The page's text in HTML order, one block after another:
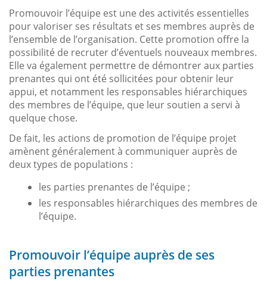
Promouvoir l’équipe est une des activités essentielles
pour valoriser ses résultats et ses membres auprès de
l’ensemble de l’organisation. Cette promotion offre la
possibilité de recruter d’éventuels nouveaux membres.
Elle va également permettre de démontrer aux parties
prenantes qui ont été sollicitées pour obtenir leur
appui, et notamment les responsables hiérarchiques
des membres de l’équipe, que leur soutien a servi à
quelque chose.
De fait, les actions de promotion de l’équipe projet
amènent généralement à communiquer auprès de
deux types de populations :
les parties prenantes de l’équipe ;
les responsables hiérarchiques des membres de
l’équipe.
Promouvoir l’équipe auprès de ses
parties prenantes